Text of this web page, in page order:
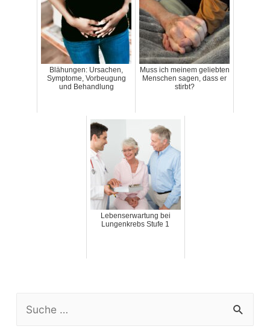
Blähungen: Ursachen,
Symptome, Vorbeugung
und Behandlung
Muss ich meinem geliebten
Menschen sagen, dass er
stirbt?
Lebenserwartung bei
Lungenkrebs Stufe 1